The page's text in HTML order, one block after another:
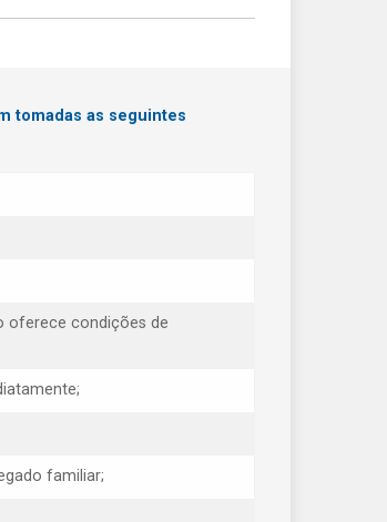
tomadas as seguintes
oferece condições de
familiar;